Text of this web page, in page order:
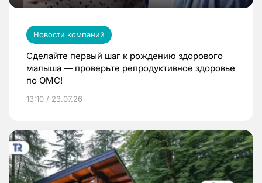
Новости компаний
Сделайте первый шаг к рождению здорового
малыша — проверьте репродуктивное здоровье
по ОМС!
13:10 / 23.07.26